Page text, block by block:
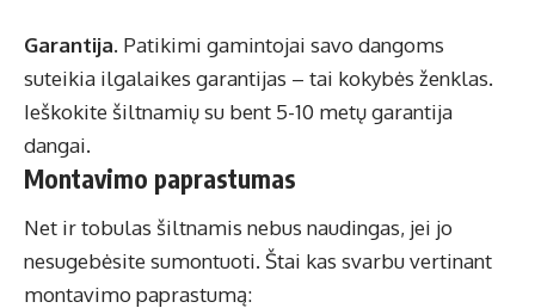
Garantija. Patikimi gamintojai savo dangoms
suteikia ilgalaikes garantijas – tai kokybės ženklas.
Ieškokite šiltnamių su bent 5-10 metų garantija
dangai.
Montavimo paprastumas
Net ir tobulas šiltnamis nebus naudingas, jei jo
nesugebėsite sumontuoti. Štai kas svarbu vertinant
montavimo paprastumą: